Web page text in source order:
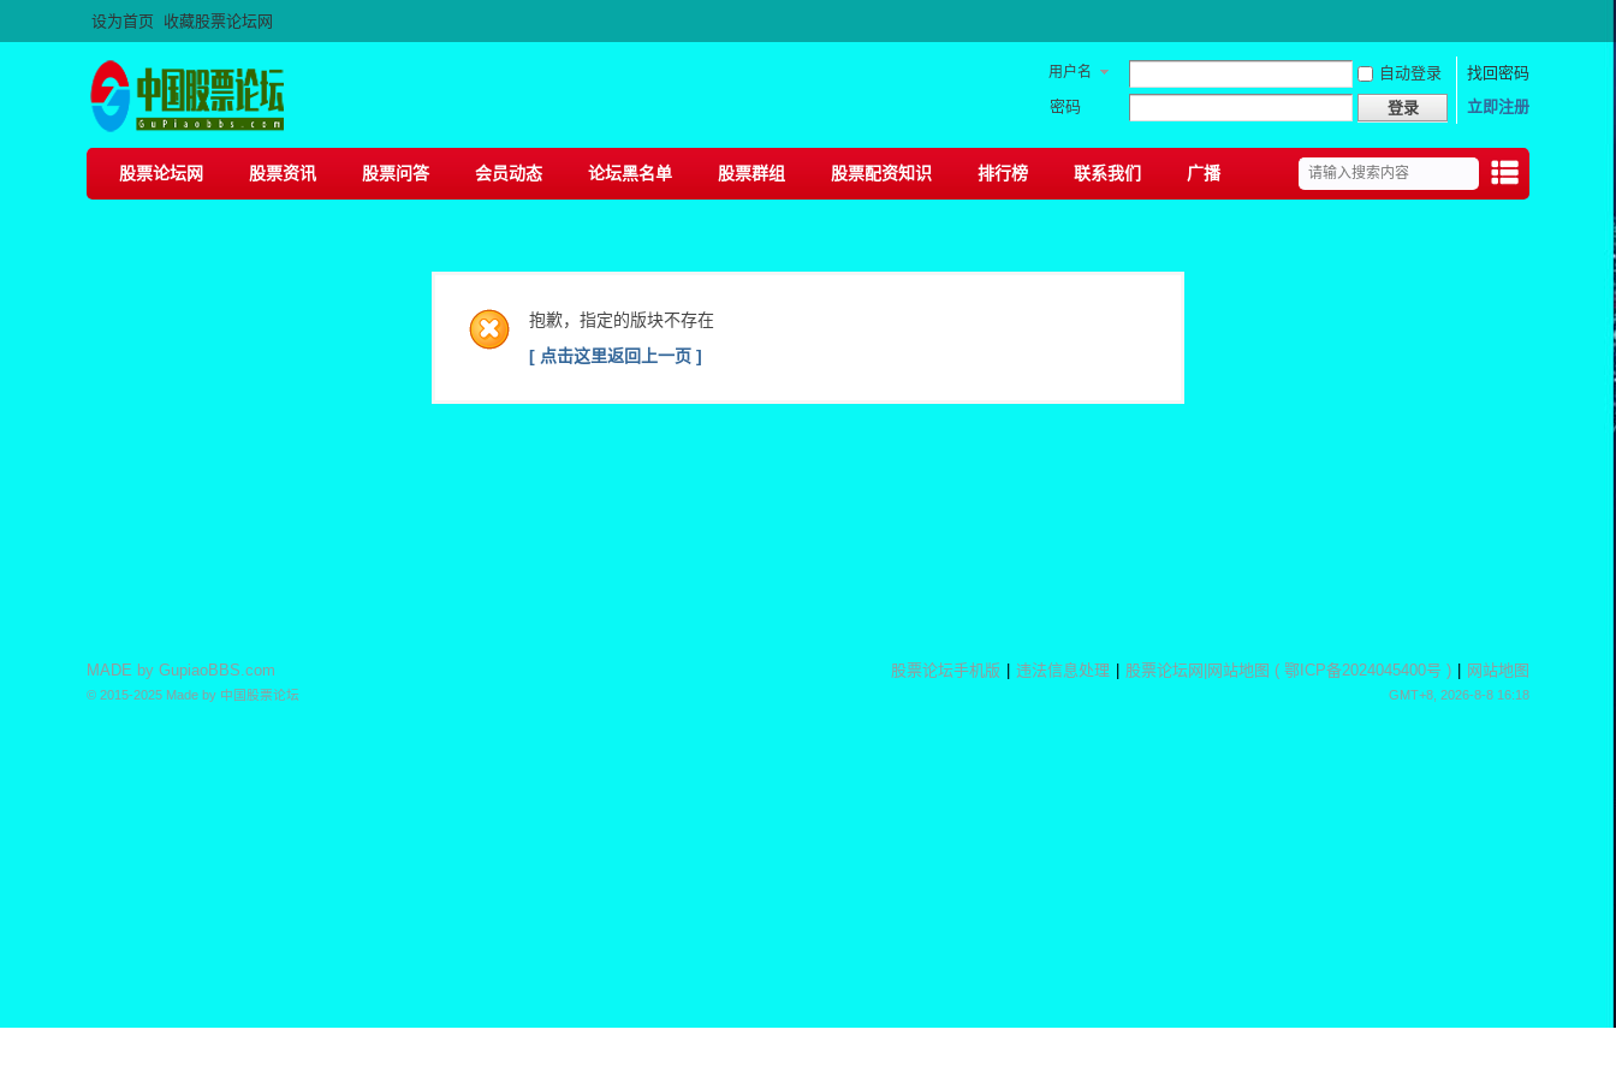
设为首页 收藏股票论坛网
用户名 自动登录
找回密码
密码
登录 立即注册
捷导
股票论坛网 股票资讯 股票问答 会员动态 论坛黑名单 股票群组 股票配资知识 排行榜 联系我们 广播
抱歉，指定的版块不存在
[ 点击这里返回上一页 ]
股票论坛手机版 违法信息处理 股票论坛网 网站地图 ( 鄂ICP备2024045400号 ) 网站地图
GMT+8, 2026-8-8 16:18
MADE by GupiaoBBS.com
© 2015-2025 Made by 中国股票论坛